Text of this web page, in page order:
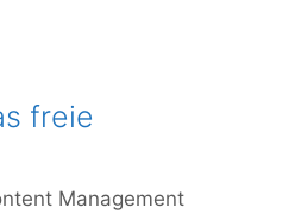
freie
Management